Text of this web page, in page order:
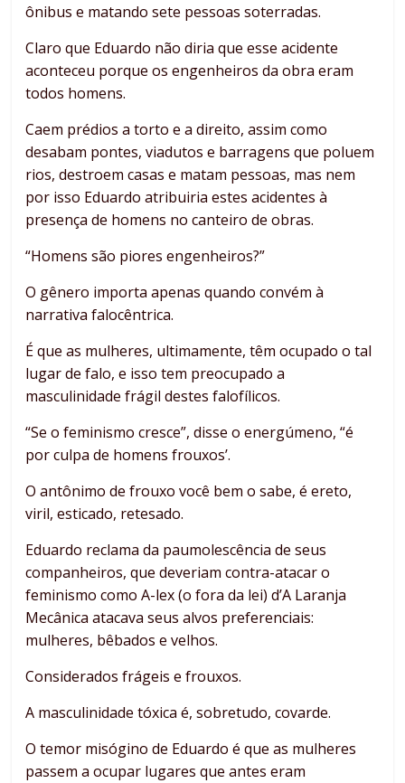
ônibus e matando sete pessoas soterradas.
Claro que Eduardo não diria que esse acidente
aconteceu porque os engenheiros da obra eram
todos homens.
Caem prédios a torto e a direito, assim como
desabam pontes, viadutos e barragens que poluem
rios, destroem casas e matam pessoas, mas nem
por isso Eduardo atribuiria estes acidentes à
presença de homens no canteiro de obras.
“Homens são piores engenheiros?”
O gênero importa apenas quando convém à
narrativa falocêntrica.
É que as mulheres, ultimamente, têm ocupado o tal
lugar de falo, e isso tem preocupado a
masculinidade frágil destes falofílicos.
“Se o feminismo cresce”, disse o energúmeno, “é
por culpa de homens frouxos’.
O antônimo de frouxo você bem o sabe, é ereto,
viril, esticado, retesado.
Eduardo reclama da paumolescência de seus
companheiros, que deveriam contra-atacar o
feminismo como A-lex (o fora da lei) d’A Laranja
Mecânica atacava seus alvos preferenciais:
mulheres, bêbados e velhos.
Considerados frágeis e frouxos.
A masculinidade tóxica é, sobretudo, covarde.
O temor misógino de Eduardo é que as mulheres
passem a ocupar lugares que antes eram